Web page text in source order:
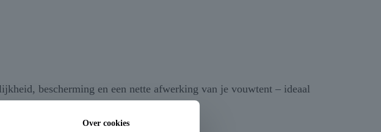
bescherming en een nette afwerking van je vouwtent – ideaal
Over cookies